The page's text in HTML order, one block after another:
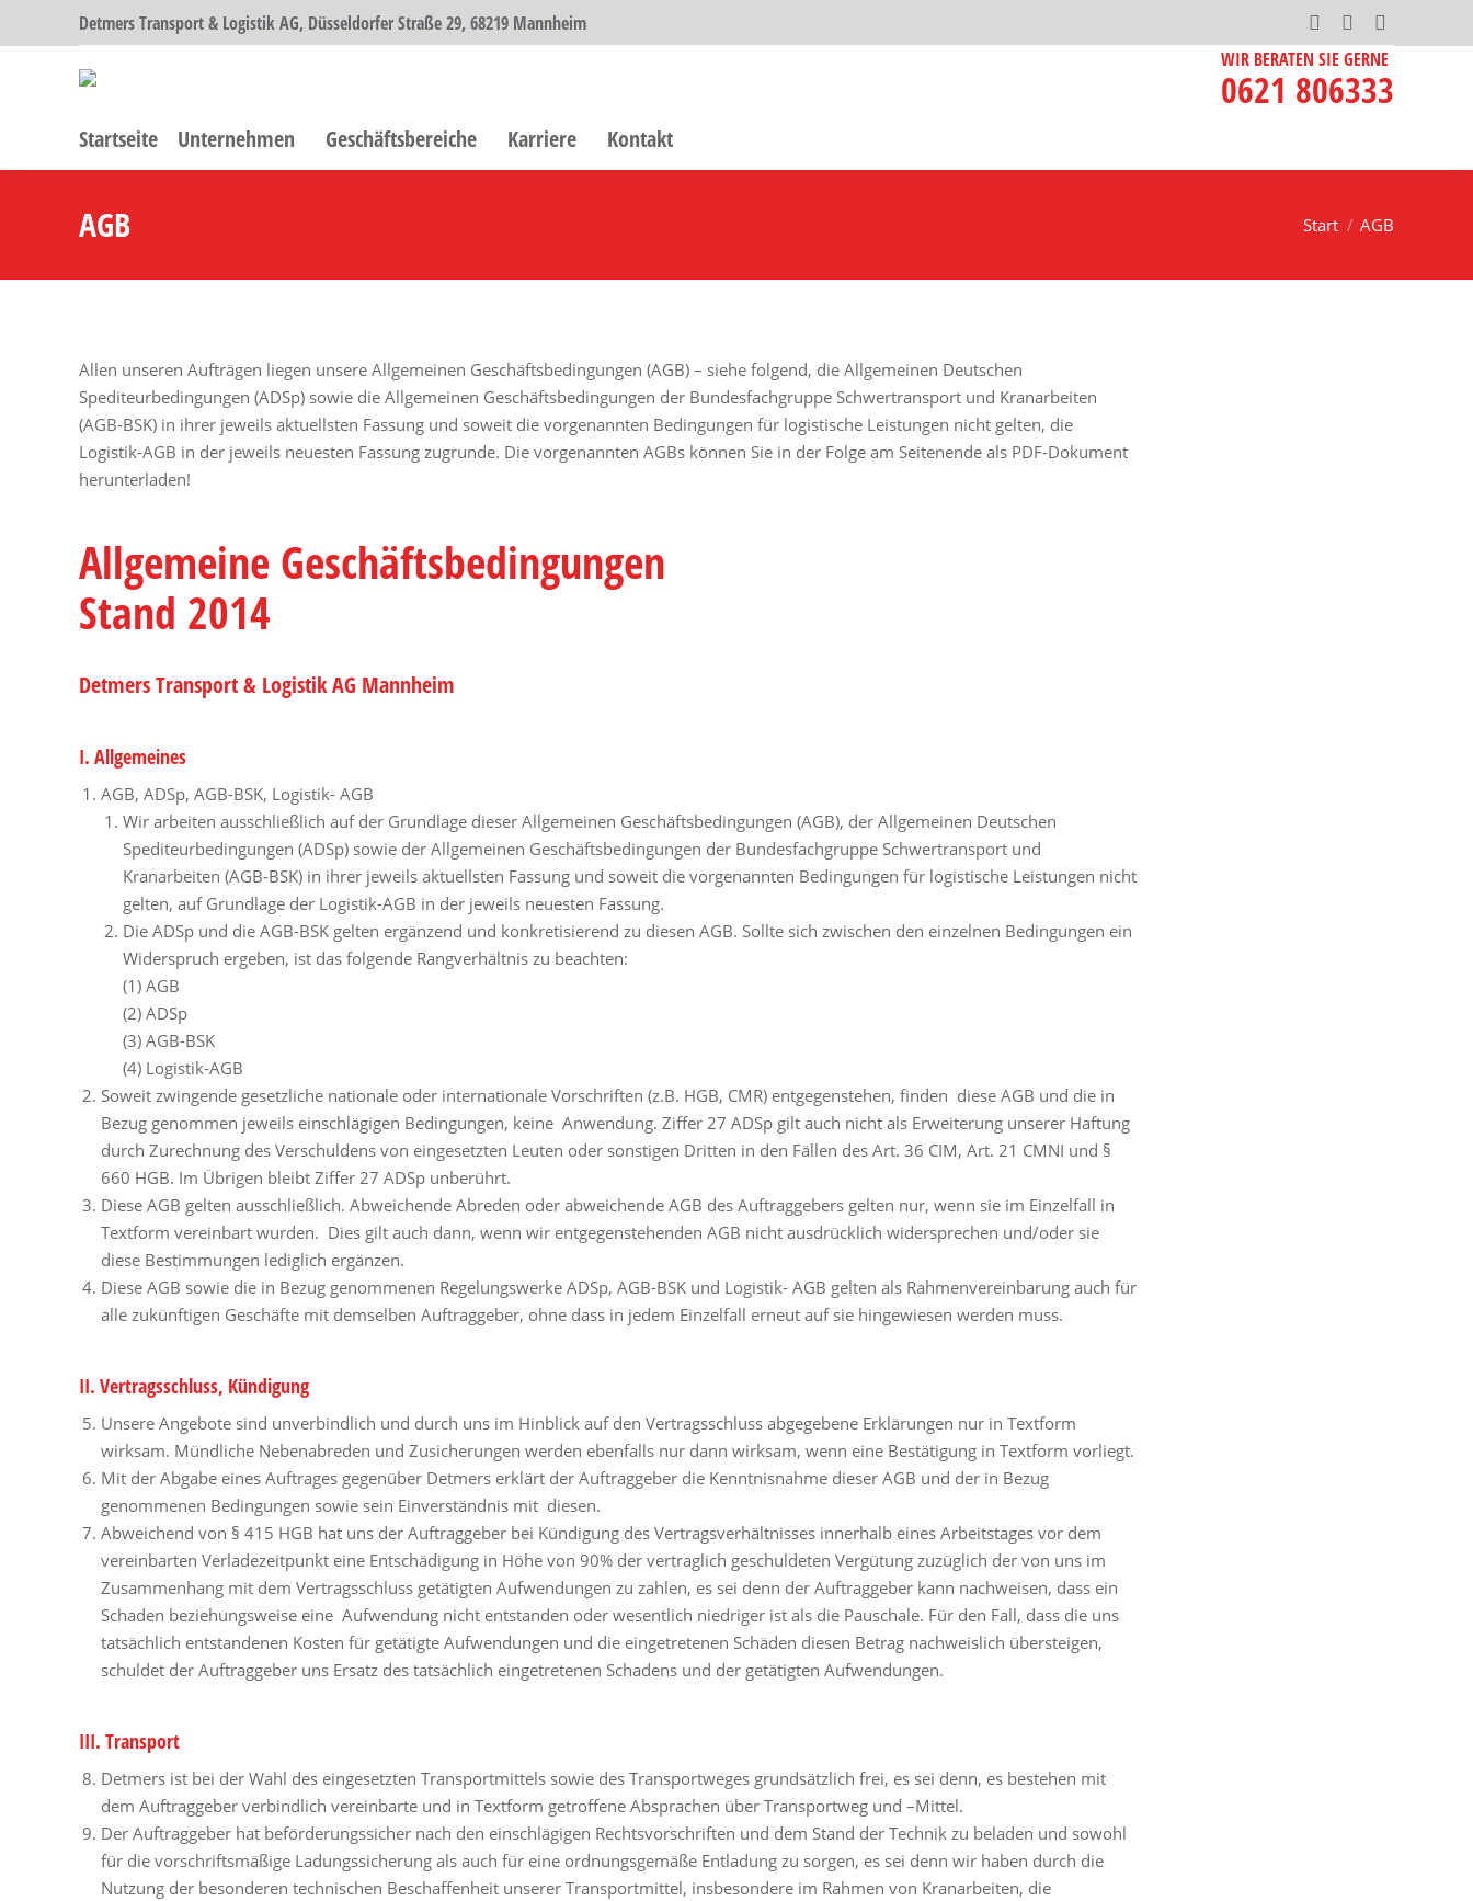
Detmers Transport & Logistik AG, Düsseldorfer Straße 29, 68219 Mannheim
Facebook
page
opens
Instagram
page
opens
X
page
opens
WIR BERATEN SIE GERNE
0621 806333
Startseite Unternehmen Geschäftsbereiche Karriere Kontakt
AGB
Sie befinden sich hier: Start AGB
Allen unseren Aufträgen liegen unsere Allgemeinen Geschäftsbedingungen (AGB) – siehe folgend, die Allgemeinen Deutschen
Spediteurbedingungen (ADSp) sowie die Allgemeinen Geschäftsbedingungen der Bundesfachgruppe Schwertransport und Kranarbeiten
(AGB-BSK) in ihrer jeweils aktuellsten Fassung und soweit die vorgenannten Bedingungen für logistische Leistungen nicht gelten, die
Logistik-AGB in der jeweils neuesten Fassung zugrunde. Die vorgenannten AGBs können Sie in der Folge am Seitenende als PDF-Dokument
herunterladen!
Allgemeine Geschäftsbedingungen
Stand 2014
Detmers Transport & Logistik AG Mannheim
I. Allgemeines
AGB, ADSp, AGB-BSK, Logistik- AGB
Wir arbeiten ausschließlich auf der Grundlage dieser Allgemeinen Geschäftsbedingungen (AGB), der Allgemeinen Deutschen
Spediteurbedingungen (ADSp) sowie der Allgemeinen Geschäftsbedingungen der Bundesfachgruppe Schwertransport und
Kranarbeiten (AGB-BSK) in ihrer jeweils aktuellsten Fassung und soweit die vorgenannten Bedingungen für logistische Leistungen nicht
gelten, auf Grundlage der Logistik-AGB in der jeweils neuesten Fassung.
Die ADSp und die AGB-BSK gelten ergänzend und konkretisierend zu diesen AGB. Sollte sich zwischen den einzelnen Bedingungen ein
Widerspruch ergeben, ist das folgende Rangverhältnis zu beachten:
(1) AGB
(2) ADSp
(3) AGB-BSK
(4) Logistik-AGB
Soweit zwingende gesetzliche nationale oder internationale Vorschriften (z.B. HGB, CMR) entgegenstehen, finden diese AGB und die in
Bezug genommen jeweils einschlägigen Bedingungen, keine Anwendung. Ziffer 27 ADSp gilt auch nicht als Erweiterung unserer Haftung
durch Zurechnung des Verschuldens von eingesetzten Leuten oder sonstigen Dritten in den Fällen des Art. 36 CIM, Art. 21 CMNI und §
660 HGB. Im Übrigen bleibt Ziffer 27 ADSp unberührt.
Diese AGB gelten ausschließlich. Abweichende Abreden oder abweichende AGB des Auftraggebers gelten nur, wenn sie im Einzelfall in
Textform vereinbart wurden. Dies gilt auch dann, wenn wir entgegenstehenden AGB nicht ausdrücklich widersprechen und/oder sie
diese Bestimmungen lediglich ergänzen.
Diese AGB sowie die in Bezug genommenen Regelungswerke ADSp, AGB-BSK und Logistik- AGB gelten als Rahmenvereinbarung auch für
alle zukünftigen Geschäfte mit demselben Auftraggeber, ohne dass in jedem Einzelfall erneut auf sie hingewiesen werden muss.
II. Vertragsschluss, Kündigung
Unsere Angebote sind unverbindlich und durch uns im Hinblick auf den Vertragsschluss abgegebene Erklärungen nur in Textform
wirksam. Mündliche Nebenabreden und Zusicherungen werden ebenfalls nur dann wirksam, wenn eine Bestätigung in Textform vorliegt.
Mit der Abgabe eines Auftrages gegenüber Detmers erklärt der Auftraggeber die Kenntnisnahme dieser AGB und der in Bezug
genommenen Bedingungen sowie sein Einverständnis mit diesen.
Abweichend von § 415 HGB hat uns der Auftraggeber bei Kündigung des Vertragsverhältnisses innerhalb eines Arbeitstages vor dem
vereinbarten Verladezeitpunkt eine Entschädigung in Höhe von 90% der vertraglich geschuldeten Vergütung zuzüglich der von uns im
Zusammenhang mit dem Vertragsschluss getätigten Aufwendungen zu zahlen, es sei denn der Auftraggeber kann nachweisen, dass ein
Schaden beziehungsweise eine Aufwendung nicht entstanden oder wesentlich niedriger ist als die Pauschale. Für den Fall, dass die uns
tatsächlich entstandenen Kosten für getätigte Aufwendungen und die eingetretenen Schäden diesen Betrag nachweislich übersteigen,
schuldet der Auftraggeber uns Ersatz des tatsächlich eingetretenen Schadens und der getätigten Aufwendungen.
III. Transport
Detmers ist bei der Wahl des eingesetzten Transportmittels sowie des Transportweges grundsätzlich frei, es sei denn, es bestehen mit
dem Auftraggeber verbindlich vereinbarte und in Textform getroffene Absprachen über Transportweg und –Mittel.
Der Auftraggeber hat beförderungssicher nach den einschlägigen Rechtsvorschriften und dem Stand der Technik zu beladen und sowohl
für die vorschriftsmäßige Ladungssicherung als auch für eine ordnungsgemäße Entladung zu sorgen, es sei denn wir haben durch die
Nutzung der besonderen technischen Beschaffenheit unserer Transportmittel, insbesondere im Rahmen von Kranarbeiten, die